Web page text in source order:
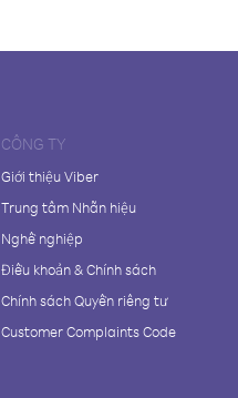
CÔNG TY
Giới thiệu Viber
Trung tâm Nhãn hiệu
Nghề nghiệp
Điều khoản & Chính sách
Chính sách Quyền riêng tư
Customer Complaints Code